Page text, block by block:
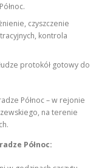
czyszczenie
kontrola
protokół gotowy do
Północ – w rejonie
na terenie
Północ: